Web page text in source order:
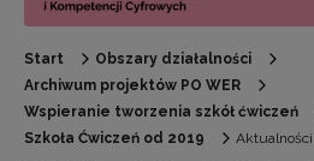
Start
Obszary działalności
Archiwum projektów PO WER
Wspieranie tworzenia szkół ćwiczeń
Szkoła Ćwiczeń od 2019
Aktualności